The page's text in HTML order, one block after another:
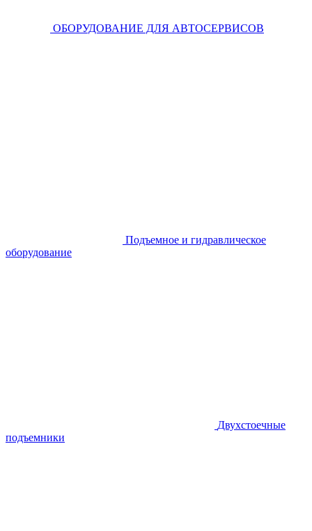
ОБОРУДОВАНИЕ ДЛЯ АВТОСЕРВИСОВ
Подъемное и гидравлическое
оборудование
Двухстоечные
подъемники